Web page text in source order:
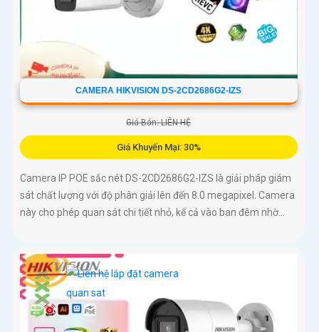
CAMERA HIKVISION DS-2CD2686G2-IZS
Giá Bán: LIÊN HỆ
Giá Khuyến Mại: 30%
Camera IP POE sắc nét DS-2CD2686G2-IZS là giải pháp giám
sát chất lượng với độ phân giải lên đến 8.0 megapixel. Camera
này cho phép quan sát chi tiết nhỏ, kể cả vào ban đêm nhờ...